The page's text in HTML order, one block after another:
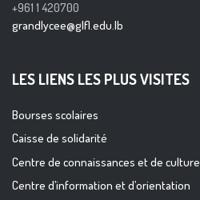
+961 1 420700
grandlycee@glfl.edu.lb
LES LIENS LES PLUS VISITES
Bourses scolaires
Caisse de solidarité
Centre de connaissances et de culture
Centre d’information et d’orientation